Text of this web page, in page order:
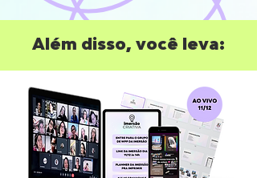
Além disso, você leva: